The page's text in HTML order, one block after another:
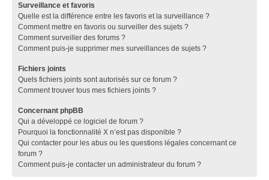
Surveillance et favoris
Quelle est la différence entre les favoris et la surveillance ?
Comment mettre en favoris ou surveiller des sujets ?
Comment surveiller des forums ?
Comment puis-je supprimer mes surveillances de sujets ?
Fichiers joints
Quels fichiers joints sont autorisés sur ce forum ?
Comment trouver tous mes fichiers joints ?
Concernant phpBB
Qui a développé ce logiciel de forum ?
Pourquoi la fonctionnalité X n’est pas disponible ?
Qui contacter pour les abus ou les questions légales concernant ce
forum ?
Comment puis-je contacter un administrateur du forum ?